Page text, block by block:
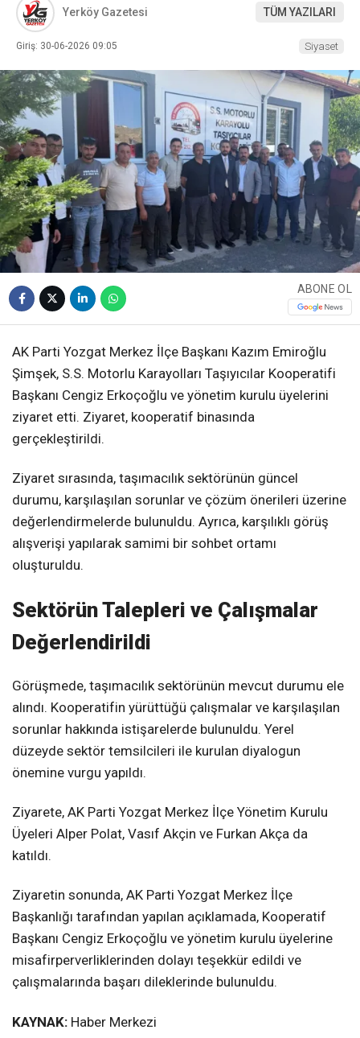
Yerköy Gazetesi TÜM YAZILARI
Giriş: 30-06-2026 09:05 Siyaset
ABONE OL
AK Parti Yozgat Merkez İlçe Başkanı Kazım Emiroğlu
Şimşek, S.S. Motorlu Karayolları Taşıyıcılar Kooperatifi
Başkanı Cengiz Erkoçoğlu ve yönetim kurulu üyelerini
ziyaret etti. Ziyaret, kooperatif binasında
gerçekleştirildi.
Ziyaret sırasında, taşımacılık sektörünün güncel
durumu, karşılaşılan sorunlar ve çözüm önerileri üzerine
değerlendirmelerde bulunuldu. Ayrıca, karşılıklı görüş
alışverişi yapılarak samimi bir sohbet ortamı
oluşturuldu.
Sektörün Talepleri ve Çalışmalar
Değerlendirildi
Görüşmede, taşımacılık sektörünün mevcut durumu ele
alındı. Kooperatifin yürüttüğü çalışmalar ve karşılaşılan
sorunlar hakkında istişarelerde bulunuldu. Yerel
düzeyde sektör temsilcileri ile kurulan diyalogun
önemine vurgu yapıldı.
Ziyarete, AK Parti Yozgat Merkez İlçe Yönetim Kurulu
Üyeleri Alper Polat, Vasıf Akçin ve Furkan Akça da
katıldı.
Ziyaretin sonunda, AK Parti Yozgat Merkez İlçe
Başkanlığı tarafından yapılan açıklamada, Kooperatif
Başkanı Cengiz Erkoçoğlu ve yönetim kurulu üyelerine
misafirperverliklerinden dolayı teşekkür edildi ve
çalışmalarında başarı dileklerinde bulunuldu.
KAYNAK: Haber Merkezi